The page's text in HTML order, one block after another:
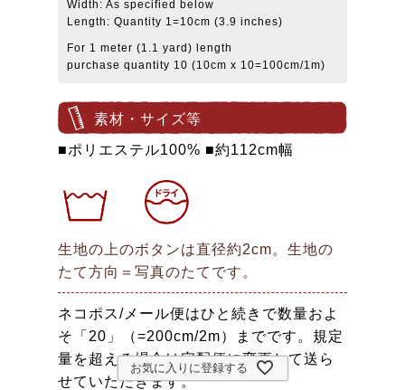
Width: As specified below
Length: Quantity 1=10cm (3.9 inches)
For 1 meter (1.1 yard) length
purchase quantity 10 (10cm x 10=100cm/1m)
素材・サイズ等
■ポリエステル100% ■約112cm幅
生地の上のボタンは直径約2cm。生地の
たて方向＝写真のたてです。
ネコポス/メール便はひと続きで数量およ
そ「20」（=200cm/2m）までです。規定
量を超える場合は宅配便に変更して送ら
せていただきます。
お気に入りに登録する